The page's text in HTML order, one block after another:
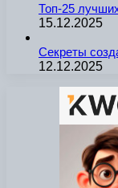
Топ-25
15.12.2025
Секреты
12.12.2025